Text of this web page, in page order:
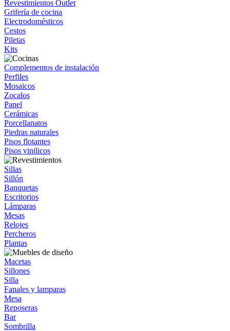
Revestimientos Outlet
Grifería de cocina
Electrodomésticos
Cestos
Piletas
Kits
Complementos de instalación
Perfiles
Mosaicos
Zocalos
Panel
Cerámicas
Porcellanatos
Piedras naturales
Pisos flotantes
Pisos vinilicos
Sillas
Sillón
Banquetas
Escritorios
Lámparas
Mesas
Relojes
Percheros
Plantas
Macetas
Sillones
Silla
Fanales y lamparas
Mesa
Reposeras
Bar
Sombrilla